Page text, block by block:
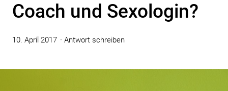
Coach und Sexologin?
10. April 2017 Antwort schreiben